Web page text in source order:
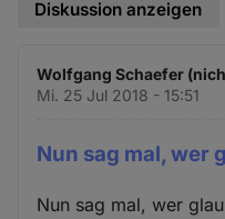
Diskussion anzeigen
Wolfgang Schaefer
Mi. 25 Jul 2018 - 15:51
Nun sag mal, wer
Nun sag mal, wer